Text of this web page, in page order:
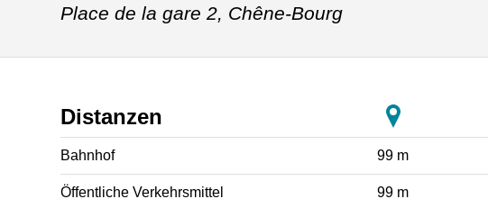
Place de la gare 2, Chêne-Bourg
Distanzen
Bahnhof 99 m
Öffentliche Verkehrsmittel 99 m